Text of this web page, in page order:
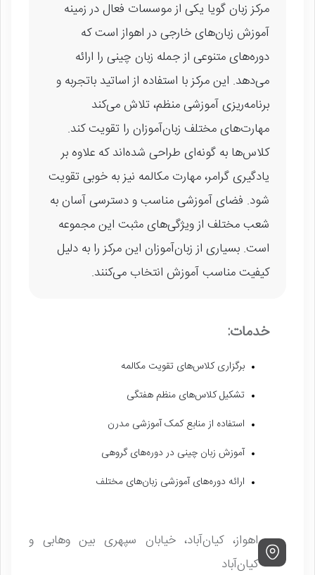
مرکز زبان گویا یکی از موسسات فعال در زمینه
آموزش زبان‌های خارجی در اهواز است که
دوره‌های متنوعی از جمله زبان چینی را ارائه
می‌دهد. این مرکز با استفاده از اساتید باتجربه و
برنامه‌ریزی آموزشی منظم، تلاش می‌کند
مهارت‌های مختلف زبان‌آموزان را تقویت کند.
کلاس‌ها به گونه‌ای طراحی شده‌اند که علاوه بر
یادگیری گرامر، مهارت مکالمه نیز به خوبی تقویت
شود. فضای آموزشی مناسب و دسترسی آسان به
شعب مختلف از ویژگی‌های مثبت این مجموعه
است. بسیاری از زبان‌آموزان این مرکز را به دلیل
کیفیت مناسب آموزش انتخاب می‌کنند.
خدمات:
برگزاری کلاس‌های تقویت مکالمه
تشکیل کلاس‌های منظم هفتگی
استفاده از منابع کمک آموزشی مدرن
آموزش زبان چینی در دوره‌های گروهی
ارائه دوره‌های آموزشی زبان‌های مختلف
اهواز، کیان‌آباد، خیابان سپهری بین وهابی و
کیان‌آباد